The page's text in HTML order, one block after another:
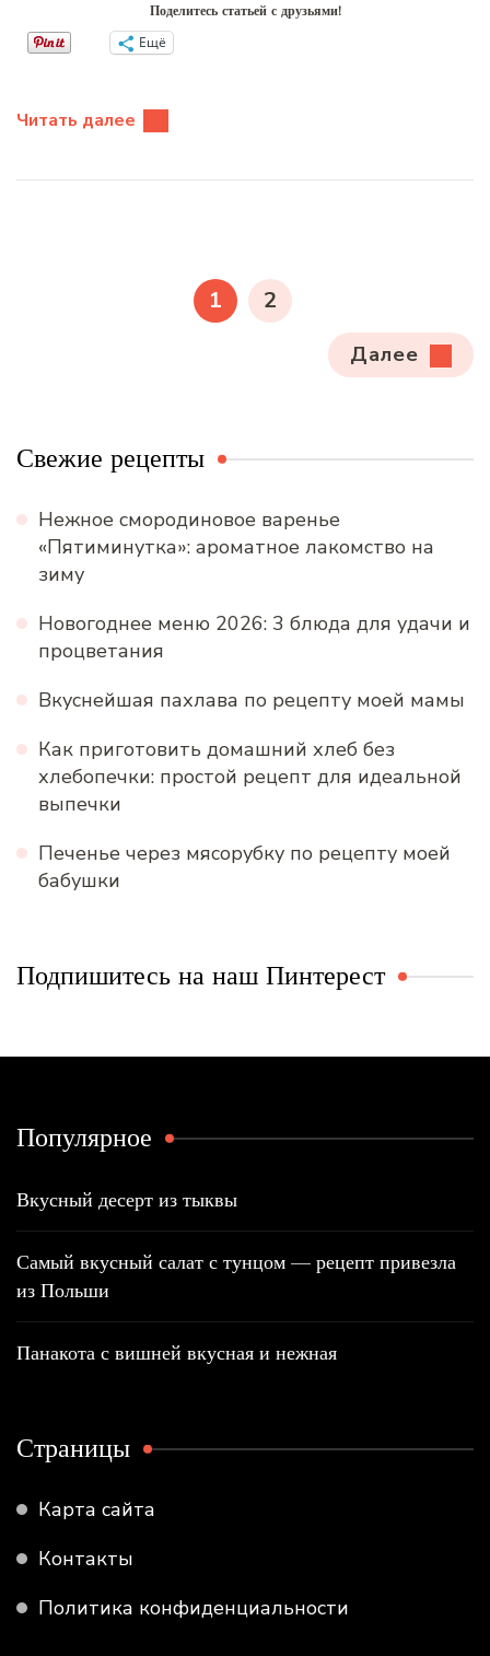
Поделитесь статьей с друзьями!
Ещё
Читать далее
СТРАНИЦА
1 СТРАНИЦА
2
Далее
Свежие рецепты
Нежное смородиновое варенье
«Пятиминутка»: ароматное лакомство на
зиму
Новогоднее меню 2026: 3 блюда для удачи и
процветания
Вкуснейшая пахлава по рецепту моей мамы
Как приготовить домашний хлеб без
хлебопечки: простой рецепт для идеальной
выпечки
Печенье через мясорубку по рецепту моей
бабушки
Подпишитесь на наш Пинтерест
Популярное
Вкусный десерт из тыквы
Самый вкусный салат с тунцом — рецепт привезла
из Польши
Панакота с вишней вкусная и нежная
Страницы
Карта сайта
Контакты
Политика конфиденциальности